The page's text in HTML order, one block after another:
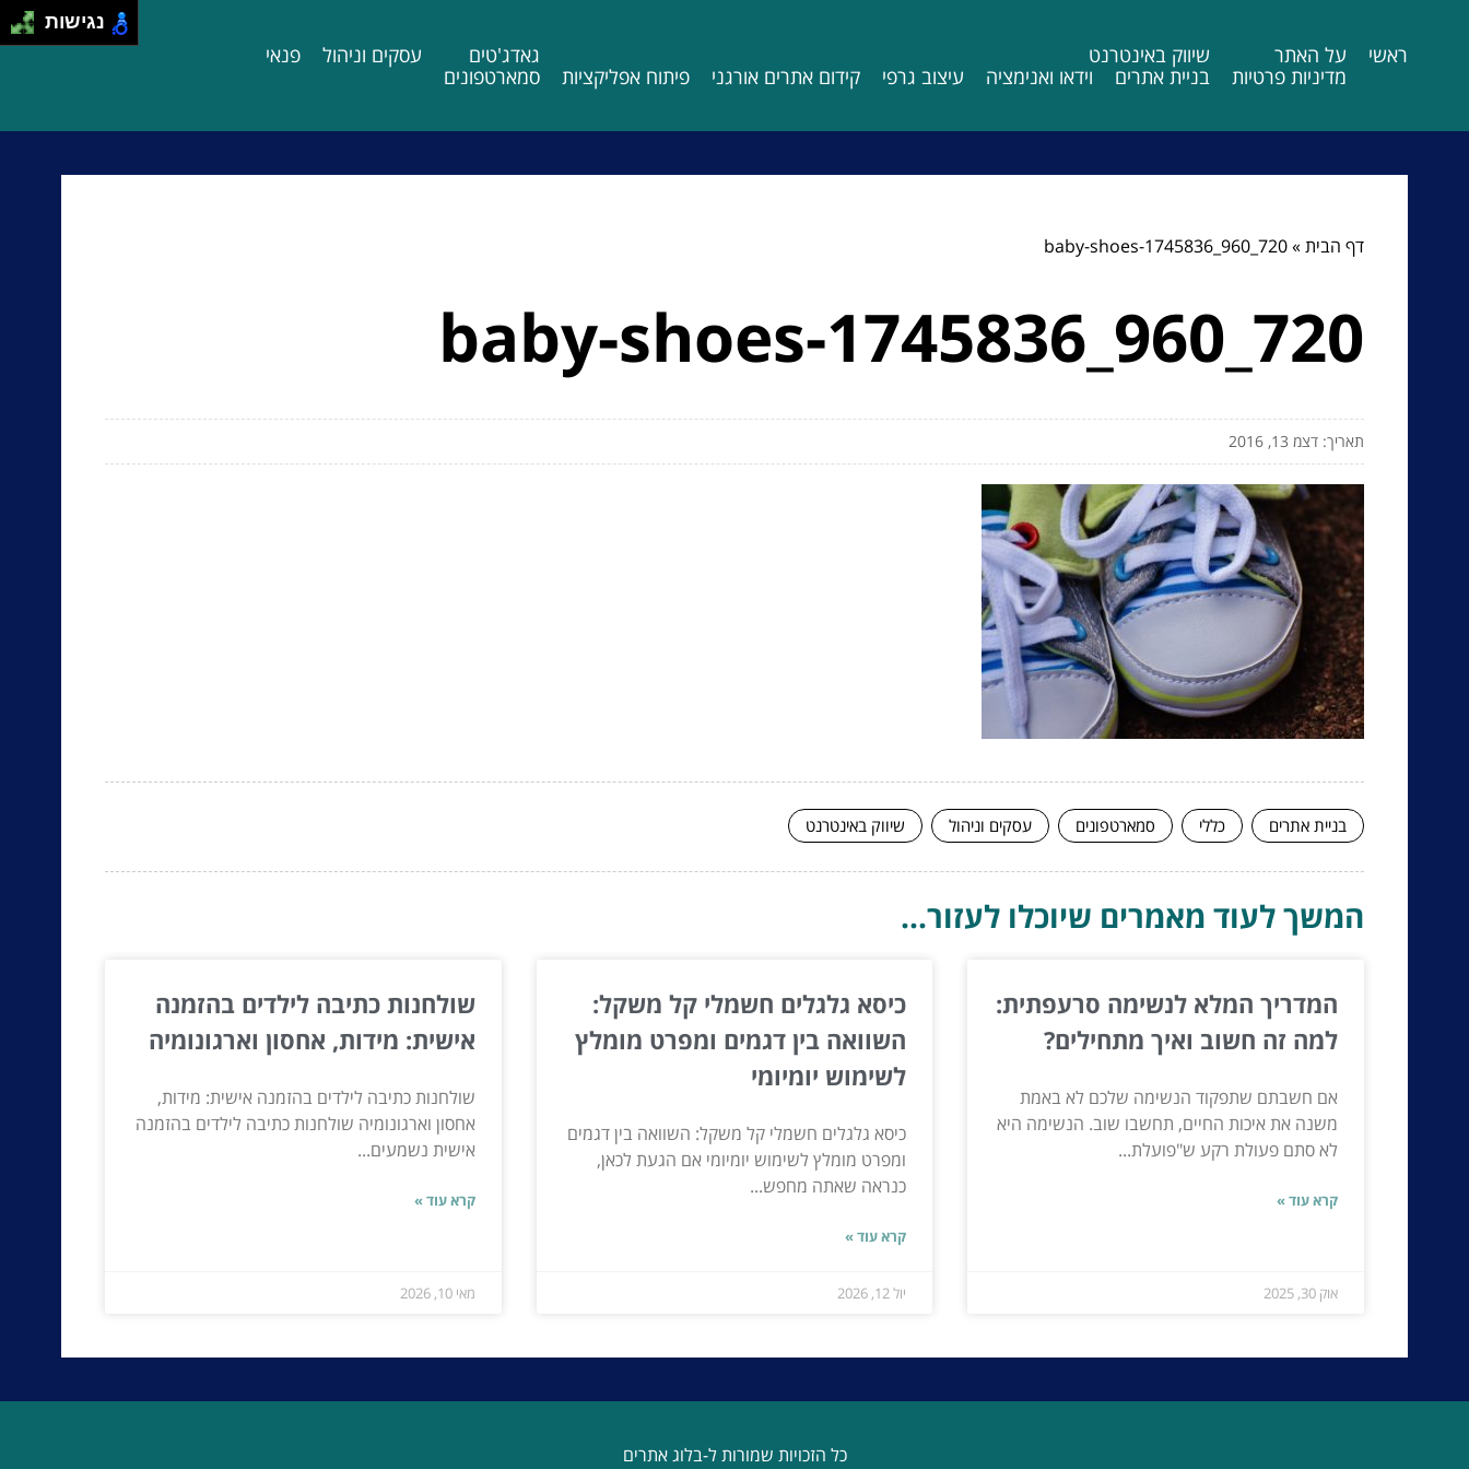
ראשי
על האתר
מדיניות פרטיות
שיווק באינטרנט
בניית אתרים
וידאו ואנימציה עיצוב גרפי קידום אתרים אורגני פיתוח אפליקציות
גאדג'טים
סמארטפונים
עסקים וניהול פנאי
דף הבית»
baby-shoes-1745836_960_720
baby-shoes-1745836_960_720
תאריך: דצמ 13, 2016
בניית אתרים כללי סמארטפונים עסקים וניהול שיווק באינטרנט
המשך לעוד מאמרים שיוכלו לעזור...
המדריך המלא לנשימה סרעפתית:
למה זה חשוב ואיך מתחילים?
אם חשבתם שתפקוד הנשימה שלכם לא באמת
משנה את איכות החיים, תחשבו שוב. הנשימה היא
לא סתם פעולת רקע ש"פועלת...
קרא עוד »
אוק 30, 2025
כיסא גלגלים חשמלי קל משקל:
השוואה בין דגמים ומפרט מומלץ
לשימוש יומיומי
כיסא גלגלים חשמלי קל משקל: השוואה בין דגמים
ומפרט מומלץ לשימוש יומיומי אם הגעת לכאן,
כנראה שאתה מחפש...
קרא עוד »
יול 12, 2026
שולחנות כתיבה לילדים בהזמנה
אישית: מידות, אחסון וארגונומיה
שולחנות כתיבה לילדים בהזמנה אישית: מידות,
אחסון וארגונומיה שולחנות כתיבה לילדים בהזמנה
אישית נשמעים...
קרא עוד »
מאי 10, 2026
כל הזכויות שמורות ל-בלוג אתרים
נגישות